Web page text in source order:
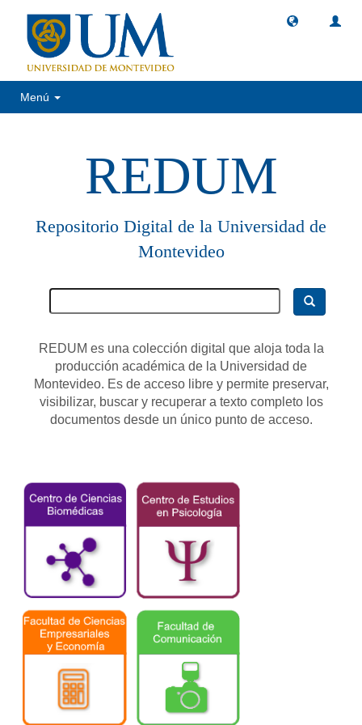
Menú
REDUM
Repositorio Digital de la Universidad de
Montevideo
REDUM es una colección digital que aloja toda la
producción académica de la Universidad de
Montevideo. Es de acceso libre y permite preservar,
visibilizar, buscar y recuperar a texto completo los
documentos desde un único punto de acceso.